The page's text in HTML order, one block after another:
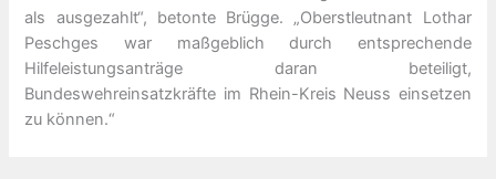
als ausgezahlt“, betonte Brügge. „Oberstleutnant Lothar
Peschges war maßgeblich durch entsprechende
Hilfeleistungsanträge daran beteiligt,
Bundeswehreinsatzkräfte im Rhein-Kreis Neuss einsetzen
zu können.“